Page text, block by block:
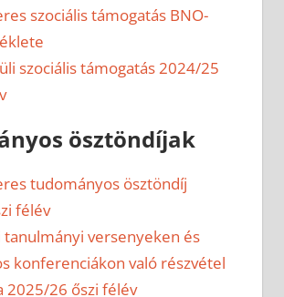
szociális támogatás BNO-
szociális támogatás 2024/25
ösztöndíjak
tudományos ösztöndíj
félév
tanulmányi versenyeken és
konferenciákon való részvétel
2025/26 őszi félév